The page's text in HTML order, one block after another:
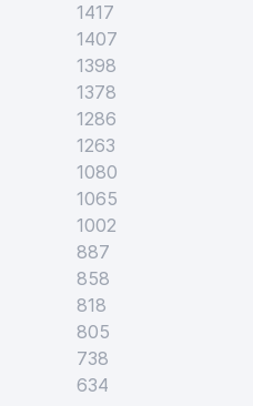
1417
1407
1398
1378
1286
1263
1080
1065
1002
887
858
818
805
738
634